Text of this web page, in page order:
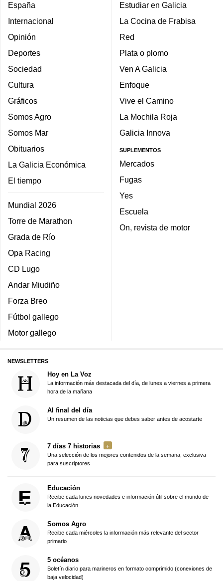
España
Internacional
Opinión
Deportes
Sociedad
Cultura
Gráficos
Somos Agro
Somos Mar
Obituarios
La Galicia Económica
El tiempo
Mundial 2026
Torre de Marathon
Grada de Río
Opa Racing
CD Lugo
Andar Miudiño
Forza Breo
Fútbol gallego
Motor gallego
Estudiar en Galicia
La Cocina de Frabisa
Red
Plata o plomo
Ven A Galicia
Enfoque
Vive el Camino
La Mochila Roja
Galicia Innova
SUPLEMENTOS
Mercados
Fugas
Yes
Escuela
On, revista de motor
NEWSLETTERS
Hoy en La Voz
La información más destacada del día, de lunes a viernes a primera
hora de la mañana
Al final del día
Un resumen de las noticias que debes saber antes de acostarte
7 días 7 historias
Una selección de los mejores contenidos de la semana, exclusiva
para suscriptores
Educación
Recibe cada lunes novedades e información útil sobre el mundo de
la Educación
Somos Agro
Recibe cada miércoles la información más relevante del sector
primario
5 océanos
Boletín diario para marineros en formato comprimido (conexiones de
baja velocidad)